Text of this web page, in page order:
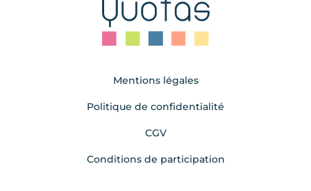
Mentions légales
Politique de confidentialité
CGV
Conditions de participation